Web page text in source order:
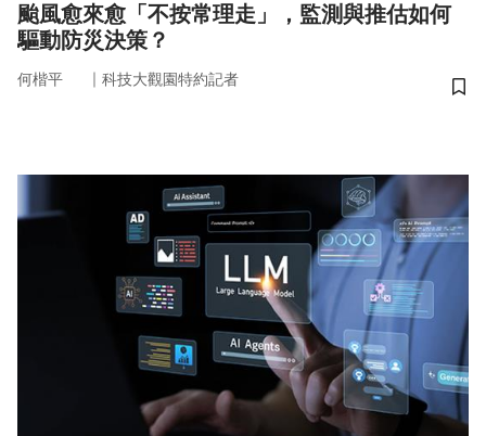
颱風愈來愈「不按常理走」，監測與推估如何
驅動防災決策？
何楷平 ｜ 科技大觀園特約記者
儲